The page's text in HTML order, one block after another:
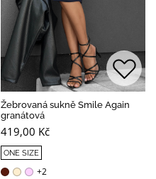
Žebrovaná sukně Smile Again
granátová
419,00 Kč
ONE SIZE
+2